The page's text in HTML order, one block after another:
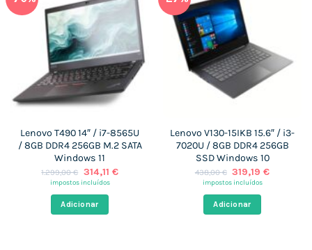
Lenovo T490 14″ / i7-8565U
/ 8GB DDR4 256GB M.2 SATA
Windows 11
1.299,00€ O
preço
era:
1.299,00 €.
314,11 €O
impostos incluídos
Adicionar
Lenovo V130-15IKB 15.6″ / i3-
7020U / 8GB DDR4 256GB
SSD Windows 10
438,00€ O
preço
era:
438,00 €.
319,19€O
impostos incluídos
Adicionar